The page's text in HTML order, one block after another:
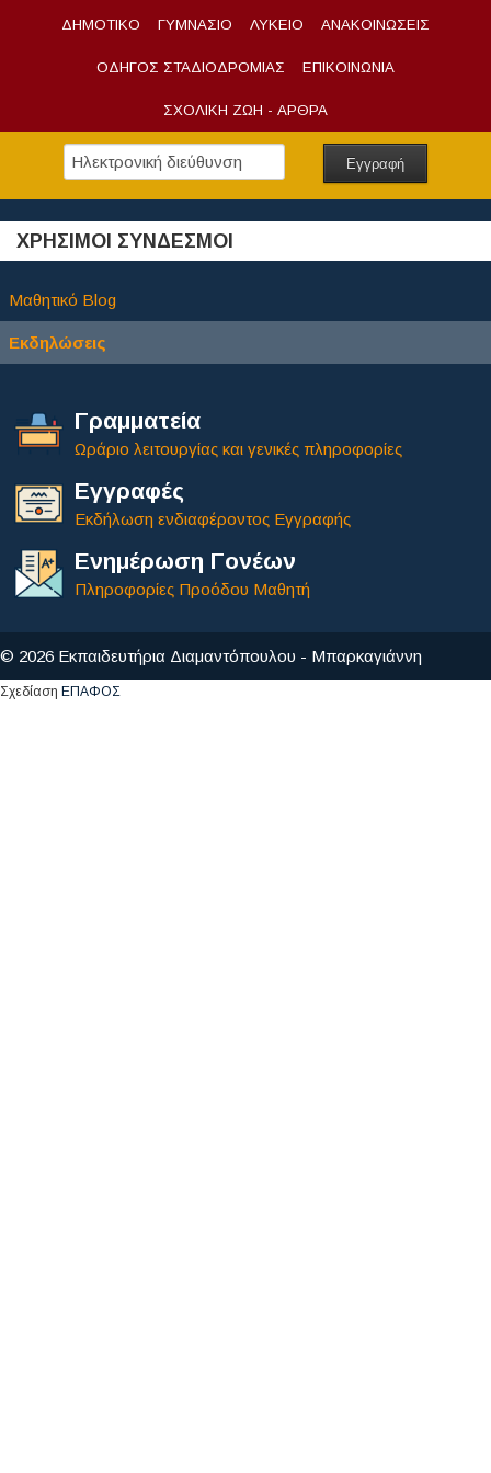
ΔΗΜΟΤΙΚΟ ΓΥΜΝΑΣΙΟ ΛΥΚΕΙΟ ΑΝΑΚΟΙΝΩΣΕΙΣ
ΟΔΗΓΟΣ ΣΤΑΔΙΟΔΡΟΜΙΑΣ ΕΠΙΚΟΙΝΩΝΙΑ
ΣΧΟΛΙΚΗ ΖΩΗ - ΑΡΘΡΑ
ΧΡΗΣΙΜΟΙ ΣΥΝΔΕΣΜΟΙ
Μαθητικό Blog
Εκδηλώσεις
Γραμματεία
Ωράριο λειτουργίας και γενικές πληροφορίες
Εγγραφές
Εκδήλωση ενδιαφέροντος Εγγραφής
Ενημέρωση Γονέων
Πληροφορίες Προόδου Μαθητή
© 2026 Εκπαιδευτήρια Διαμαντόπουλου - Μπαρκαγιάννη
Σχεδίαση ΕΠΑΦΟΣ